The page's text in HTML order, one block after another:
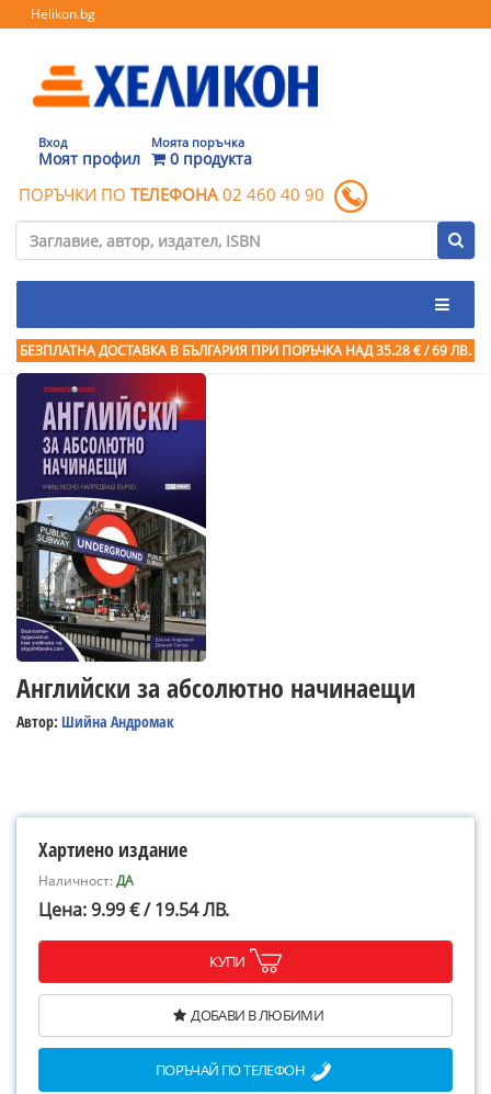
Helikon.bg
Вход
Моят профил
Моята поръчка
0 продукта
ПОРЪЧКИ ПО ТЕЛЕФОНА 02 460 40 90
БЕЗПЛАТНА ДОСТАВКА В БЪЛГАРИЯ ПРИ ПОРЪЧКА НАД 35.28 € / 69 ЛВ.
Английски за абсолютно начинаещи
Автор: Шийна Андромак
Хартиено издание
Наличност:ДА
Цена: 9.99 € / 19.54 ЛВ.
КУПИ
ДОБАВИ В ЛЮБИМИ
ПОРЪЧАЙ ПО ТЕЛЕФОН